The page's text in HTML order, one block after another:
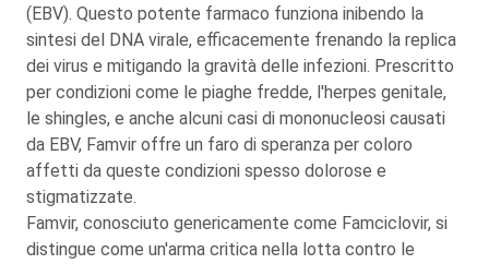
(EBV). Questo potente farmaco funziona inibendo la
sintesi del DNA virale, efficacemente frenando la replica
dei virus e mitigando la gravità delle infezioni. Prescritto
per condizioni come le piaghe fredde, l'herpes genitale,
le shingles, e anche alcuni casi di mononucleosi causati
da EBV, Famvir offre un faro di speranza per coloro
affetti da queste condizioni spesso dolorose e
stigmatizzate.
Famvir, conosciuto genericamente come Famciclovir, si
distingue come un'arma critica nella lotta contro le